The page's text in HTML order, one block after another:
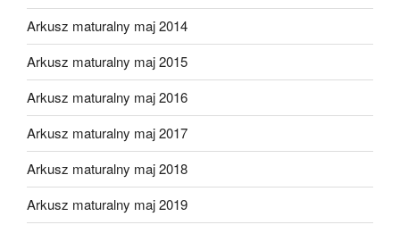
Arkusz maturalny maj 2014
Arkusz maturalny maj 2015
Arkusz maturalny maj 2016
Arkusz maturalny maj 2017
Arkusz maturalny maj 2018
Arkusz maturalny maj 2019